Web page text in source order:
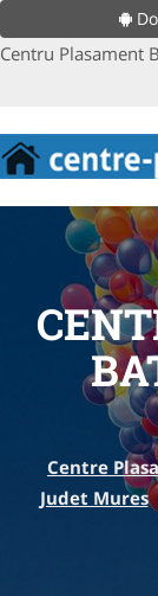
Centru Plasament
Centre
Judet Mures